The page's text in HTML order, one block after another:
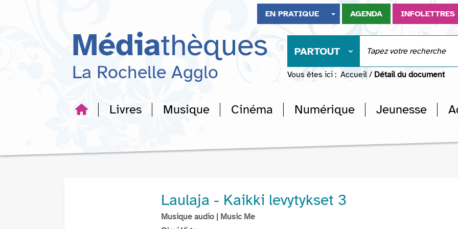
recherche
EN PRATIQUE AGENDA INFOLETTRES
Médiathèques
La Rochelle Agglo
PARTOUT
Vous êtes ici : Accueil / Détail du document
Livres Musique Cinéma Numérique Jeunesse
Laulaja - Kaikki levytykset 3
Musique audio | Music Me